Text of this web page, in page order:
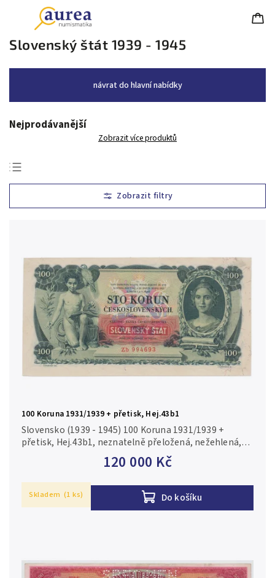
Slovenský štát 1939 - 1945
návrat do hlavní nabídky
Nejprodávanější
Zobrazit více produktů
Nejlevnější
Nejdražší
Chronologicky
100 Koruna 1931/1939 + přetisk, Hej.43b1
120 000 Kč
Do košíku
Slovensko (1939 - 1945) 100 Koruna 1931/1939 +
přetisk, Hej.43b1, neznatelně přeložená, nežehlená,
svěží, nádherná zachovalost 1/XF
Skladem (1 ks)